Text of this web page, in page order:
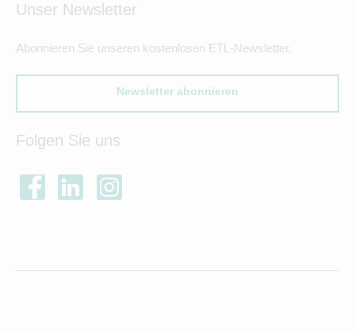
Unser Newsletter
Abonnieren Sie unseren kostenlosen ETL-Newsletter.
Newsletter abonnieren
Folgen Sie uns